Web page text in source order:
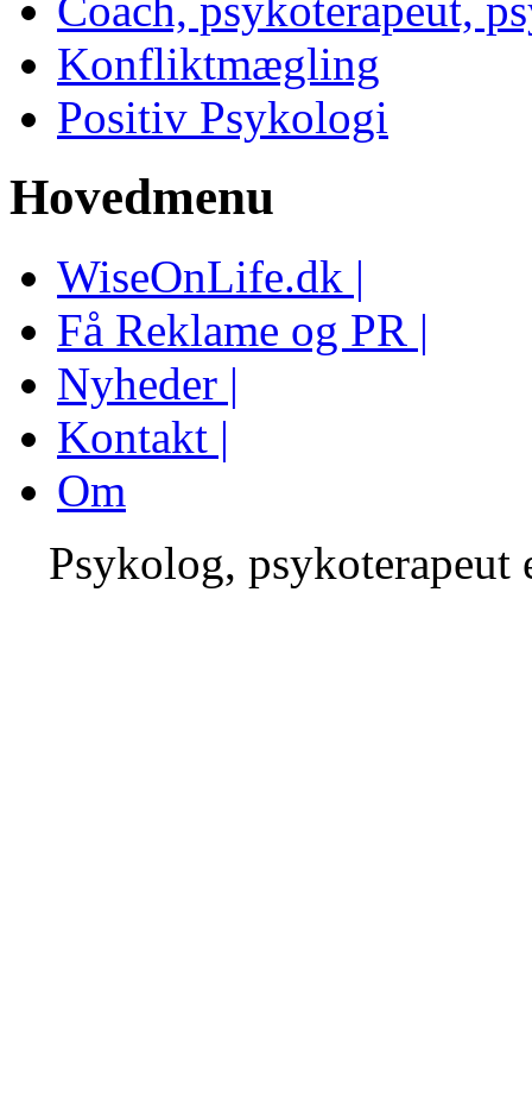
Coach, psykoterapeut,
Konfliktmægling
Positiv Psykologi
Hovedmenu
WiseOnLife.dk |
Få Reklame og PR |
Nyheder |
Kontakt |
Om
Psykolog,